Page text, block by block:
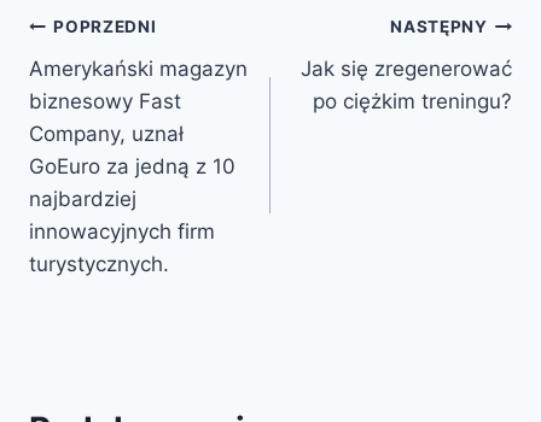
Nawigacja
wpisu
POPRZEDNI
Amerykański magazyn
biznesowy Fast
Company, uznał
GoEuro za jedną z 10
najbardziej
innowacyjnych firm
turystycznych.
NASTĘPNY
Jak się zregenerować
po ciężkim treningu?